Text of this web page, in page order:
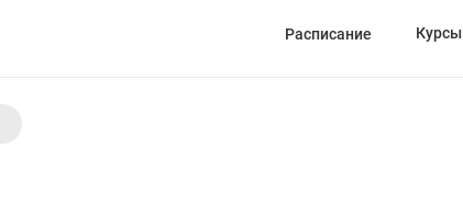
Расписание Курсы